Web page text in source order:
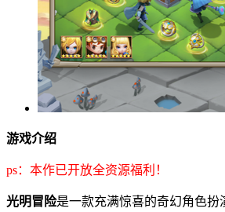
游戏介绍
ps：本作已开放全资源福利！
光明冒险是一款充满惊喜的奇幻角色